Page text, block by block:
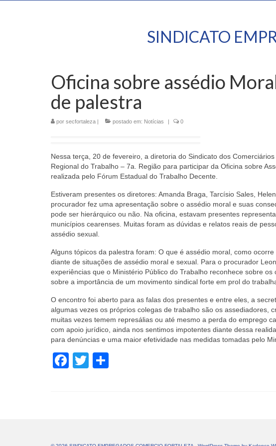
SINDICATO
Oficina sobre assédio
de palestra
por secfortaleza | postado em: Notícias | 0
Nessa terça, 20 de fevereiro, a diretoria do Sindicato dos
Regional do Trabalho – 7a. Região para participar da Oficina sobre
realizada pelo Fórum Estadual do Trabalho Decente.
Estiveram presentes os diretores: Amanda Braga, Tarcísio Sales,
procurador fez uma apresentação sobre o assédio moral e suas
pode ser hierárquico ou não. Na oficina, estavam presentes
municípios cearenses. Muitas foram as dúvidas e relatos reais de
assédio sexual.
Alguns tópicos da palestra foram: O que é assédio moral, como
diante de situações de assédio moral e sexual. Para o procurador
experiências que o Ministério Público do Trabalho reconhece sobre
sobre a importância de um movimento sindical forte em prol do
O encontro foi aberto para as falas dos presentes e entre eles, a
algumas vezes os próprios colegas de trabalho são os assediadores,
muitas vezes temem represálias ou até mesmo a perda do emprego
com apoio jurídico, ainda nos sentimos impotentes diante dessa
para denúncias e uma maior efetividade nas medidas tomadas pelo
Facebook
Twitter